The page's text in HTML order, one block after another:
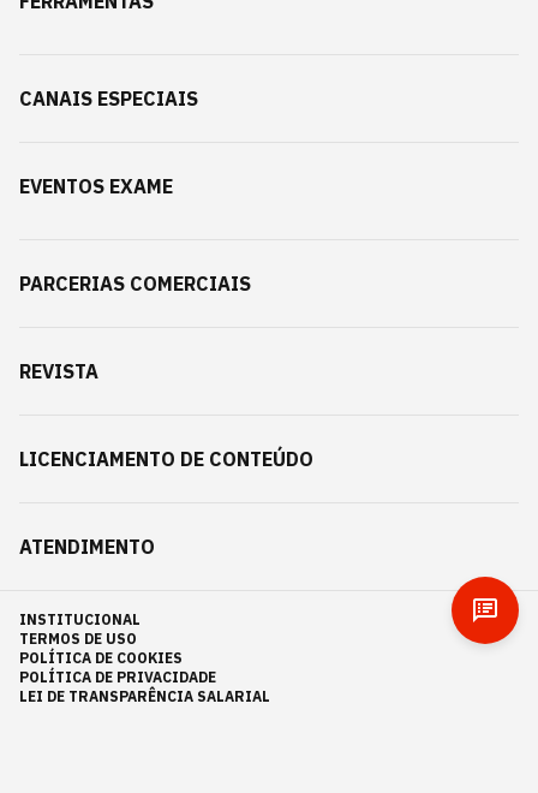
CANAIS ESPECIAIS
EVENTOS EXAME
PARCERIAS COMERCIAIS
REVISTA
LICENCIAMENTO DE CONTEÚDO
ATENDIMENTO
INSTITUCIONAL
TERMOS DE USO
POLÍTICA DE COOKIES
POLÍTICA DE PRIVACIDADE
LEI DE TRANSPARÊNCIA SALARIAL